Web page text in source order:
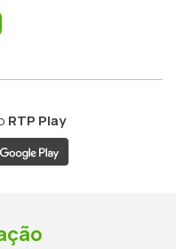
RTP Play